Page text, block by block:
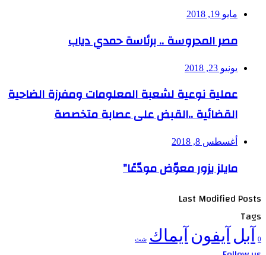
مايو 19, 2018
مصر المحروسة .. برئاسة حمدي دياب
يونيو 23, 2018
عملية نوعية لشعبة المعلومات ومفرزة الضاحية
القضائية ..القبض على عصابة متخصصة
أغسطس 8, 2018
مايلز يزور معوّض مودّعًا”
Last Modified Posts
Tags
0 آبل آيفون آيماك شث